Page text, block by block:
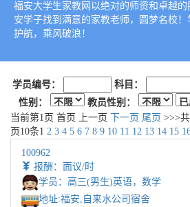
福安大学生家教网以绝对的师资和卓越
安学子找到满意的家教老师，圆梦名校
护航，乘风破浪！
学员编号： 科目：
性别：
教员性别：
当前第1 页 首页 上一页 下一页 尾页 >>>共
页 10条1 2 3 4 5 6 7 8 9 10 11 12 13 14 15
100962
报酬：面议/时
学员：高三(男生)英语，数学
地址:福安,自来水公司宿舍